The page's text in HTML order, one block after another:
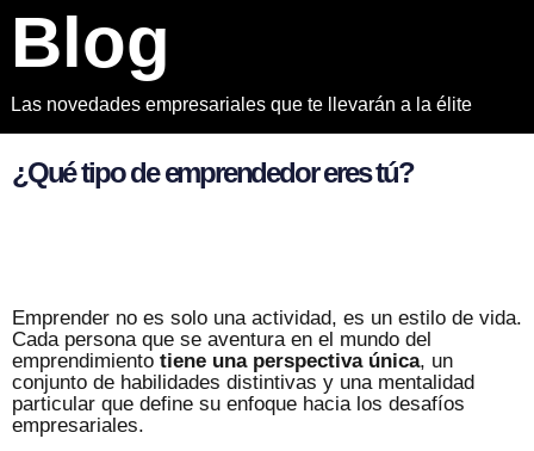
Blog
Las novedades empresariales que te llevarán a la élite
¿Quétipo de emprendedor erestú?
Emprender no es solo una actividad, es un estilo de vida.
Cada persona que se aventura en el mundo del
emprendimiento tiene una perspectiva única, un
conjunto de habilidades distintivas y una mentalidad
particular que define su enfoque hacia los desafíos
empresariales.